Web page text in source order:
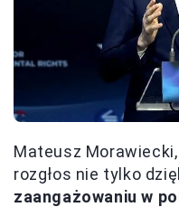
Mateusz Morawiecki,
rozgłos nie tylko
zaangażowaniu w